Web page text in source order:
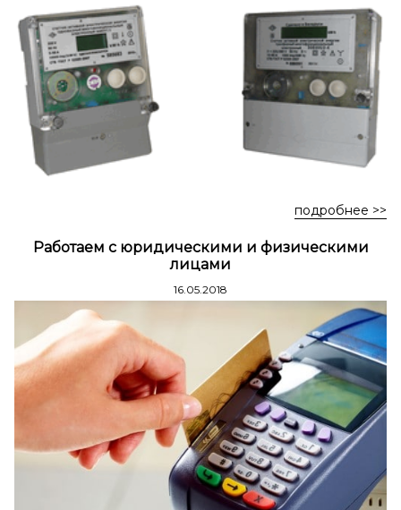
Стремянки стальные
Стремянки двухсторонние стальные
подробнее >>
Работаем с юридическими и физическими
лицами
16.05.2018